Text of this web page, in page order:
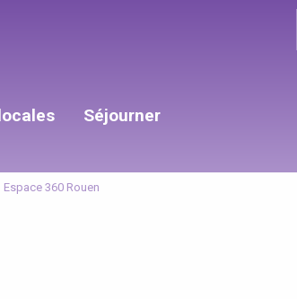
Séjourner
Espace 360 Rouen